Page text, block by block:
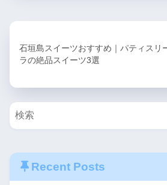
石垣島スイーツおすすめ｜パティスリ
ラの絶品スイーツ3選
Recent Posts